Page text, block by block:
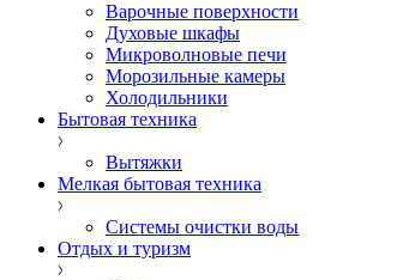
Варочные поверхности
Духовые шкафы
Микроволновые печи
Морозильные камеры
Холодильники
Бытовая техника
Вытяжки
Мелкая бытовая техника
Системы очистки воды
Отдых и туризм